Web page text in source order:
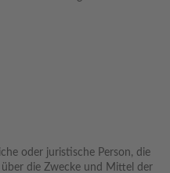
oder juristische Person, die
die Zwecke und Mittel der